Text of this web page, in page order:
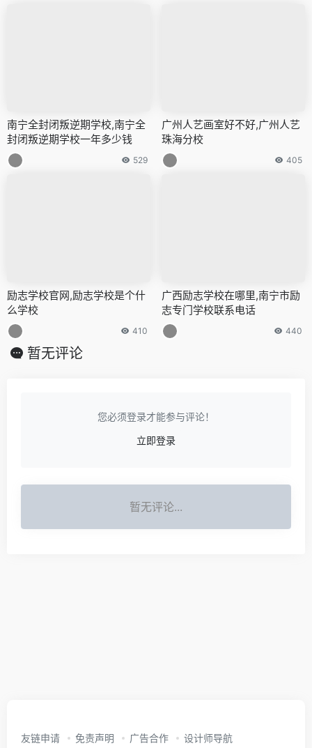
南宁全封闭叛逆期学校,南宁全
封闭叛逆期学校一年多少钱
529
广州人艺画室好不好,广州人艺
珠海分校
405
励志学校官网,励志学校是个什
么学校
410
广西励志学校在哪里,南宁市励
志专门学校联系电话
440
暂无评论
您必须登录才能参与评论！
立即登录
暂无评论...
友链申请 免责声明 广告合作 设计师导航